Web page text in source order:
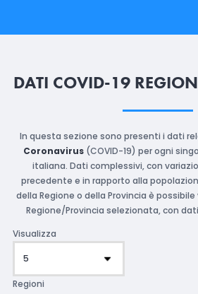
DATI COVID-19
In questa sezione sono presenti i dati
Coronavirus(COVID-19) per ogni
italiana. Dati complessivi, con
precedente e in rapporto alla
della Regione o della Provincia è
Regione/Provincia selezionata, con
Visualizza
Regioni